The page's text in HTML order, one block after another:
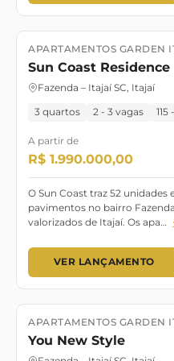
Lançamento Pronto para
APARTAMENTOS GARDEN
Sun Coast Residence
Fazenda – Itajaí SC, Itajaí
3 quartos 2 - 3 vagas 115
A partir de
R$ 1.990.000,00
O Sun Coast traz 52 unidades
pavimentos no bairro
valorizados de Itajaí. Os apa…
VER LANÇAMENTO
Lançamento Pronto para
APARTAMENTOS GARDEN
You New Style